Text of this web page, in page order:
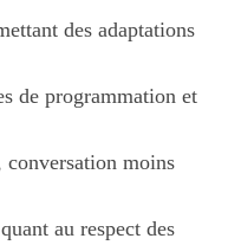
des adaptations
de programmation et
moins
au respect des